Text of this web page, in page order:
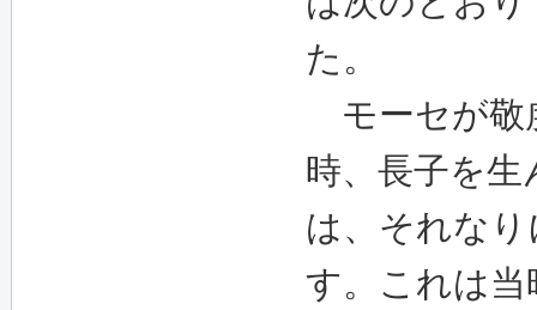
た。
モーセが敬
時、長子を
は、それな
す。これは当